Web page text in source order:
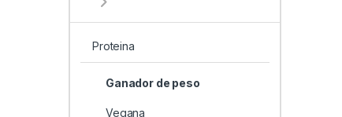
Proteina
Ganador de peso
Vegana